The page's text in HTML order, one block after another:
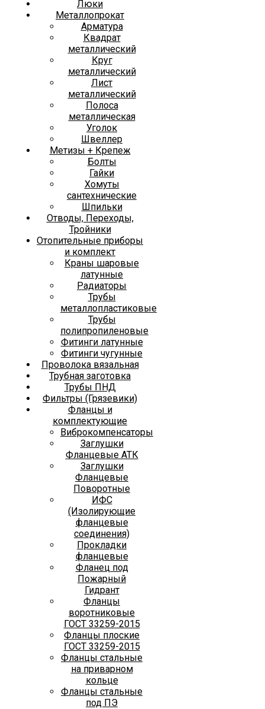
Люки
Металлопрокат
Арматура
Квадрат
металлический
Круг
металлический
Лист
металлический
Полоса
металлическая
Уголок
Швеллер
Метизы + Крепеж
Болты
Гайки
Хомуты
сантехнические
Шпильки
Отводы, Переходы,
Тройники
Отопительные приборы
и комплект
Краны шаровые
латунные
Радиаторы
Трубы
металлопластиковые
Трубы
полипропиленовые
Фитинги латунные
Фитинги чугунные
Проволока вязальная
Трубная заготовка
Трубы ПНД
Фильтры (Грязевики)
Фланцы и
комплектующие
Виброкомпенсаторы
Заглушки
Фланцевые АТК
Заглушки
Фланцевые
Поворотные
ИФС
(Изолирующие
фланцевые
соединения)
Прокладки
фланцевые
Фланец под
Пожарный
Гидрант
Фланцы
воротниковые
ГОСТ 33259-2015
Фланцы плоские
ГОСТ 33259-2015
Фланцы стальные
на приварном
кольце
Фланцы стальные
под ПЭ